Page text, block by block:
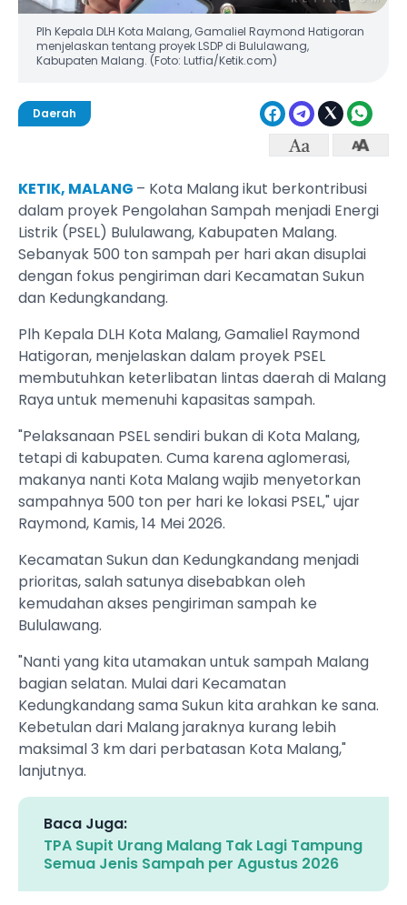
Plh Kepala DLH Kota Malang, Gamaliel Raymond Hatigoran
menjelaskan tentang proyek LSDP di Bululawang,
Kabupaten Malang. (Foto: Lutfia/Ketik.com)
Daerah
KETIK, MALANG – Kota Malang ikut berkontribusi
dalam proyek Pengolahan Sampah menjadi Energi
Listrik (PSEL) Bululawang, Kabupaten Malang.
Sebanyak 500 ton sampah per hari akan disuplai
dengan fokus pengiriman dari Kecamatan Sukun
dan Kedungkandang.
Plh Kepala DLH Kota Malang, Gamaliel Raymond
Hatigoran, menjelaskan dalam proyek PSEL
membutuhkan keterlibatan lintas daerah di Malang
Raya untuk memenuhi kapasitas sampah.
"Pelaksanaan PSEL sendiri bukan di Kota Malang,
tetapi di kabupaten. Cuma karena aglomerasi,
makanya nanti Kota Malang wajib menyetorkan
sampahnya 500 ton per hari ke lokasi PSEL," ujar
Raymond, Kamis, 14 Mei 2026.
Kecamatan Sukun dan Kedungkandang menjadi
prioritas, salah satunya disebabkan oleh
kemudahan akses pengiriman sampah ke
Bululawang.
"Nanti yang kita utamakan untuk sampah Malang
bagian selatan. Mulai dari Kecamatan
Kedungkandang sama Sukun kita arahkan ke sana.
Kebetulan dari Malang jaraknya kurang lebih
maksimal 3 km dari perbatasan Kota Malang,"
lanjutnya.
Baca Juga:
TPA Supit Urang Malang Tak Lagi Tampung
Semua Jenis Sampah per Agustus 2026